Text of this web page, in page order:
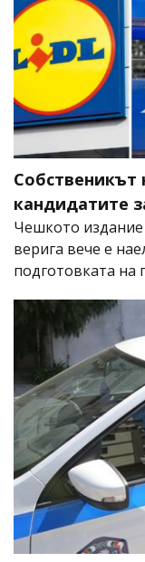
Собственикът
кандидатите
Чешкото издание
верига вече е
подготовката на